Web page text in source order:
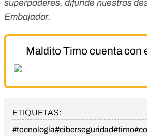
superpoderes, difunde nuestros
Embajador.
Maldito Timo cuenta con
ETIQUETAS:
#tecnología#ciberseguridad#timo